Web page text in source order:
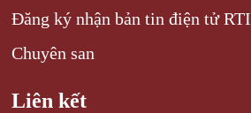
Đăng ký nhận bản tin điện tử RTI
Chuyên san
Liên kết